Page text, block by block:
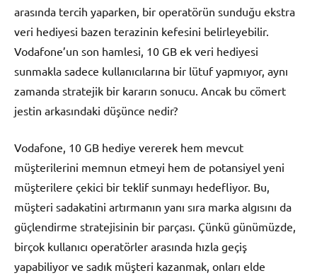
arasında tercih yaparken, bir operatörün sunduğu ekstra
veri hediyesi bazen terazinin kefesini belirleyebilir.
Vodafone’un son hamlesi, 10 GB ek veri hediyesi
sunmakla sadece kullanıcılarına bir lütuf yapmıyor, aynı
zamanda stratejik bir kararın sonucu. Ancak bu cömert
jestin arkasındaki düşünce nedir?
Vodafone, 10 GB hediye vererek hem mevcut
müşterilerini memnun etmeyi hem de potansiyel yeni
müşterilere çekici bir teklif sunmayı hedefliyor. Bu,
müşteri sadakatini artırmanın yanı sıra marka algısını da
güçlendirme stratejisinin bir parçası. Çünkü günümüzde,
birçok kullanıcı operatörler arasında hızla geçiş
yapabiliyor ve sadık müşteri kazanmak, onları elde